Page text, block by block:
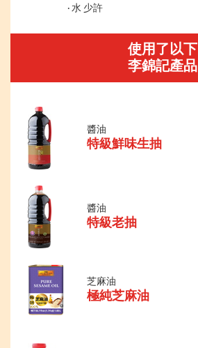
水 少許
使用了以下
李錦記產品
醬油
特級鮮味生抽
醬油
特級老抽
芝麻油
極純芝麻油